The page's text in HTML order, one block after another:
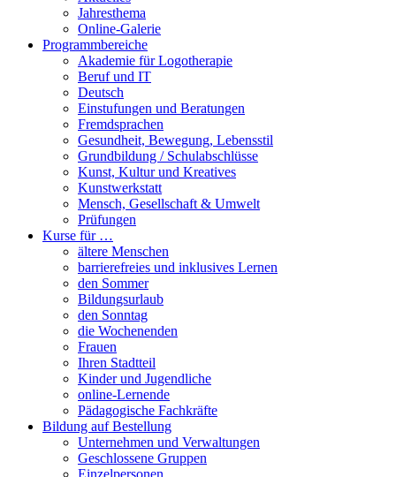
Jahresthema
Online-Galerie
Programmbereiche
Akademie für Logotherapie
Beruf und IT
Deutsch
Einstufungen und Beratungen
Fremdsprachen
Gesundheit, Bewegung, Lebensstil
Grundbildung / Schulabschlüsse
Kunst, Kultur und Kreatives
Kunstwerkstatt
Mensch, Gesellschaft & Umwelt
Prüfungen
Kurse für …
ältere Menschen
barrierefreies und inklusives Lernen
den Sommer
Bildungsurlaub
den Sonntag
die Wochenenden
Frauen
Ihren Stadtteil
Kinder und Jugendliche
online-Lernende
Pädagogische Fachkräfte
Bildung auf Bestellung
Unternehmen und Verwaltungen
Geschlossene Gruppen
Einzelpersonen